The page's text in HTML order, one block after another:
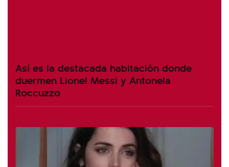
Así es la destacada habitación donde
duermen Lionel Messi y Antonela
Roccuzzo